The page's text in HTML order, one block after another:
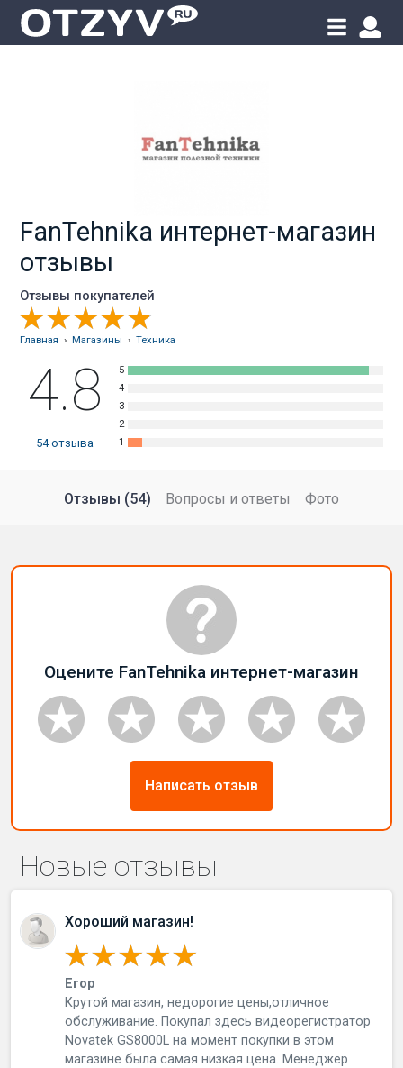
FanTehnika интернет-магазин
отзывы
Отзывы покупателей
Главная ›Магазины ›Техника
4.8
54отзыва
Отзывы (54) Вопросы и ответы Фото
Оцените FanTehnika интернет-магазин
Написать отзыв
Новые отзывы
Хороший магазин!
Егор
Крутой магазин, недорогие цены,отличное
обслуживание. Покупал здесь видеорегистратор
Novatek GS8000L на момент покупки в этом
магазине была самая низкая цена. Менеджер